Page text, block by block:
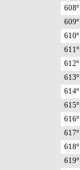
608º
609º
610º
611º
612º
613º
614º
615º
616º
617º
618º
619º